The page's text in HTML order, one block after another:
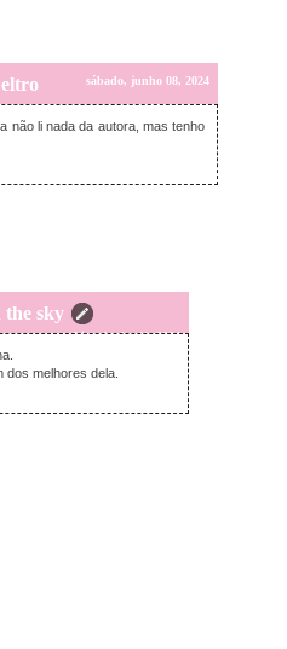
sábado, junho 08, 2024
não li nada da autora, mas tenho
sky
terça-feira, junho 11, 2024
dos melhores dela.